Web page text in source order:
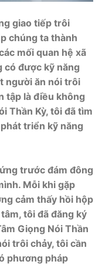
giao tiếp trôi
chúng ta thành
mối quan hệ xã
có được kỹ năng
người ăn nói trôi
tập là điều không
Thần Kỳ, tôi đã tìm
triển kỹ năng
trước đám đông
Mỗi khi gặp
cảm thấy hồi hộp
tôi đã đăng ký
Giọng Nói Thần
trôi chảy, tôi cần
phương pháp